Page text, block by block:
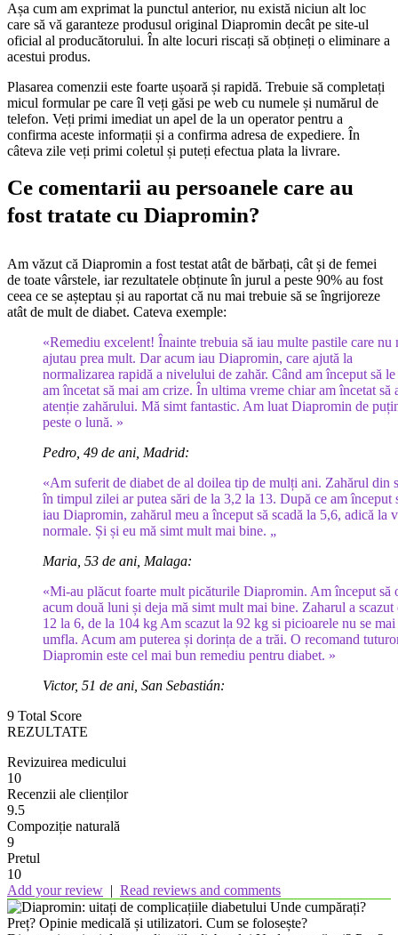
Așa cum am exprimat la punctul anterior, nu există niciun alt loc
care să vă garanteze produsul original Diapromin decât pe site-ul
oficial al producătorului. În alte locuri riscați să obțineți o eliminare a
acestui produs.
Plasarea comenzii este foarte ușoară și rapidă. Trebuie să completați
micul formular pe care îl veți găsi pe web cu numele și numărul de
telefon. Veți primi imediat un apel de la un operator pentru a
confirma aceste informații și a confirma adresa de expediere. În
câteva zile veți primi coletul și puteți efectua plata la livrare.
Ce comentarii au persoanele care au
fost tratate cu Diapromin?
Am văzut că Diapromin a fost testat atât de bărbați, cât și de femei
de toate vârstele, iar rezultatele obținute în jurul a peste 90% au fost
ceea ce se așteptau și au raportat că nu mai trebuie să se îngrijoreze
atât de mult de diabet. Cateva exemple:
«Remediu excelent! Înainte trebuia să iau multe pastile care nu
ajutau prea mult. Dar acum iau Diapromin, care ajută la
normalizarea rapidă a nivelului de zahăr. Când am început să
am încetat să mai am crize. În ultima vreme chiar am încetat să
atenție zahărului. Mă simt fantastic. Am luat Diapromin de
peste o lună. »
Pedro, 49 de ani, Madrid:
«Am suferit de diabet de al doilea tip de mulți ani. Zahărul din
în timpul zilei ar putea sări de la 3,2 la 13. După ce am început
iau Diapromin, zahărul meu a început să scadă la 5,6, adică la
normale. Și și eu mă simt mult mai bine. „
Maria, 53 de ani, Malaga:
«Mi-au plăcut foarte mult picăturile Diapromin. Am început să
acum două luni și deja mă simt mult mai bine. Zaharul a scazut
12 la 6, de la 104 kg Am scazut la 92 kg si picioarele nu se mai
umfla. Acum am puterea și dorința de a trăi. O recomand
Diapromin este cel mai bun remediu pentru diabet. »
Victor, 51 de ani, San Sebastián:
9 Total Score
REZULTATE
Revizuirea medicului
10
Recenzii ale clienților
9.5
Compoziție naturală
9
Pretul
10
Add your review | Read reviews and comments